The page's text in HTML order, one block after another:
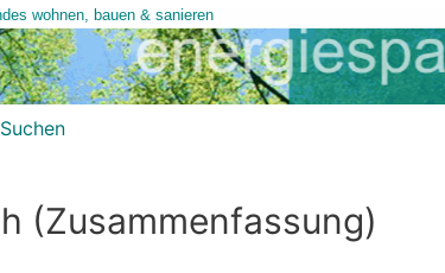
Suchen
(Zusammenfassung)